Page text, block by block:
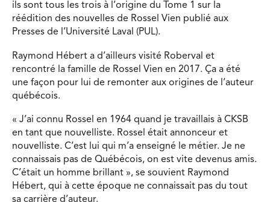
ils sont tous les trois à l’origine du Tome 1 sur la
réédition des nouvelles de Rossel Vien publié aux
Presses de l’Université Laval (PUL).
Raymond Hébert a d’ailleurs visité Roberval et
rencontré la famille de Rossel Vien en 2017. Ça a été
une façon pour lui de remonter aux origines de l’auteur
québécois.
« J’ai connu Rossel en 1964 quand je travaillais à CKSB
en tant que nouvelliste. Rossel était annonceur et
nouvelliste. C’est lui qui m’a enseigné le métier. Je ne
connaissais pas de Québécois, on est vite devenus amis.
C’était un homme brillant », se souvient Raymond
Hébert, qui à cette époque ne connaissait pas du tout
sa carrière d’auteur.